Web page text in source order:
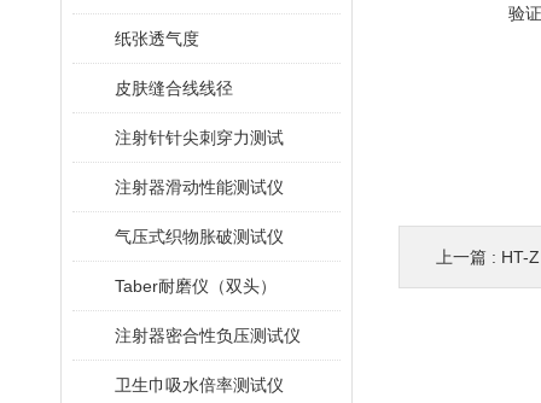
纸张透气度
皮肤缝合线线径
注射针针尖刺穿力测试
注射器滑动性能测试仪
气压式织物胀破测试仪
Taber耐磨仪（双头）
注射器密合性负压测试仪
卫生巾吸水倍率测试仪
验
上一篇 : HT-